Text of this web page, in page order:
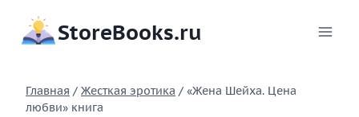
содержимому
StoreBooks.ru
Главная / Жесткая эротика / «Жена Шейха. Цена
любви» книга